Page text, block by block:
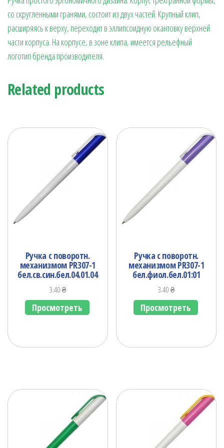
со скругленными гранями, состоит из двух частей. Крупный клип,
расширяясь к верху, переходит в эллипсоидную окантовку верхней
части корпуса. На корпусе, в зоне клипа, имеется рельефный
логотип бренда производителя.
Related products
Ручка с поворотн.
механизмом PR307-1
бел.св.син.бел.04.01.04
3.40₴
Просмотреть
Ручка с поворотн.
механизмом PR307-1
бел.фиол.бел.01:01
3.40₴
Просмотреть